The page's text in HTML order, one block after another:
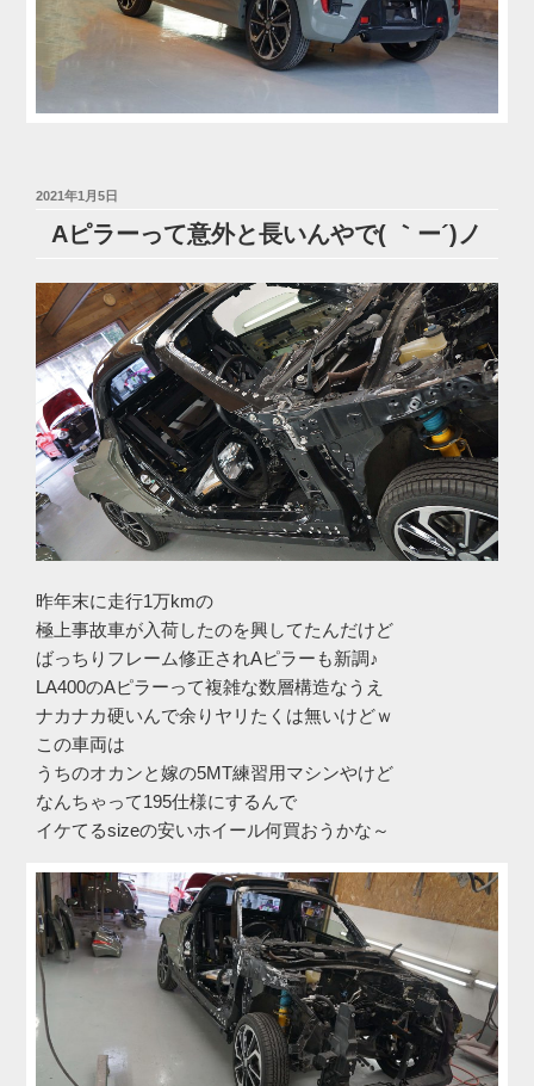
投
2021年1月5日
Aピラーって意外と長いんやで( ｀ー´)ノ
昨年末に走行1万kmの
極上事故車が入荷したのを興してたんだけど
ばっちりフレーム修正されAピラーも新調♪
LA400のAピラーって複雑な数層構造なうえ
ナカナカ硬いんで余りヤリたくは無いけどｗ
この車両は
うちのオカンと嫁の5MT練習用マシンやけど
なんちゃって195仕様にするんで
イケてるsizeの安いホイール何買おうかな～